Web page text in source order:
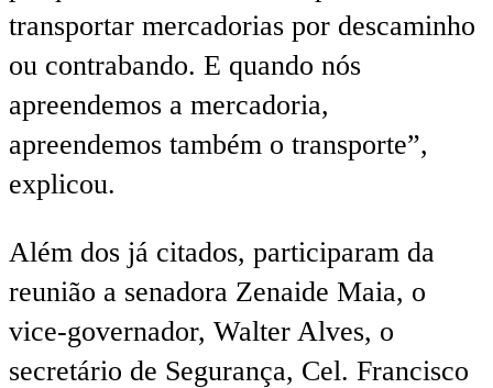
transportar mercadorias por descaminho
ou contrabando. E quando nós
apreendemos a mercadoria,
apreendemos também o transporte”,
explicou.
Além dos já citados, participaram da
reunião a senadora Zenaide Maia, o
vice-governador, Walter Alves, o
secretário de Segurança, Cel. Francisco